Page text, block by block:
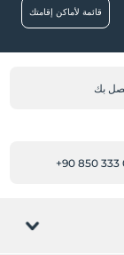
قائمة لأماكن إقامتك
بك
+90 850 333